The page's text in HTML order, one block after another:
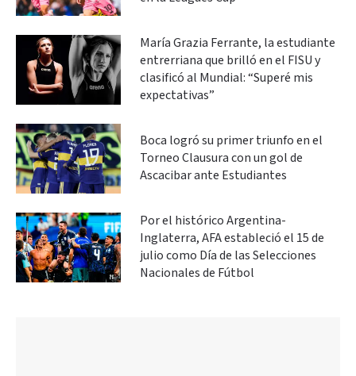
María Grazia Ferrante, la estudiante
entrerriana que brilló en el FISU y
clasificó al Mundial: “Superé mis
expectativas”
Boca logró su primer triunfo en el
Torneo Clausura con un gol de
Ascacibar ante Estudiantes
Por el histórico Argentina-
Inglaterra, AFA estableció el 15 de
julio como Día de las Selecciones
Nacionales de Fútbol